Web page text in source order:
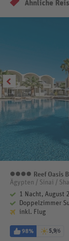
Ähnliche
4 Sterne
Reef Oasis
Ägypten / Sinai /
1 Nacht, August
Doppelzimmer
inkl. Flug
98% 5,9/6